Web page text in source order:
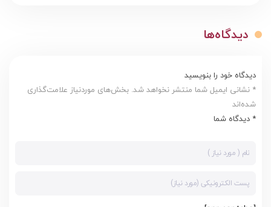
دیدگاه‌ها
دیدگاه خود را بنویسید
* نشانی ایمیل شما منتشر نخواهد شد. بخش‌های موردنیاز علامت‌گذاری
شده‌اند
* دیدگاه شما